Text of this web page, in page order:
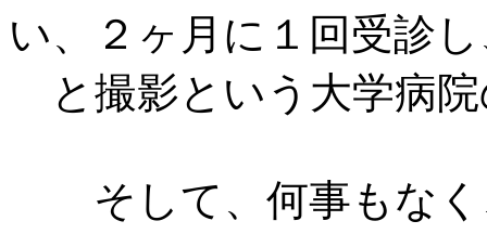
い、２ヶ月に１回受診
と撮影という大学病
そして、何事もなく